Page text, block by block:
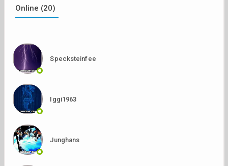
Online (20)
Specksteinfee
Iggi1963
Junghans